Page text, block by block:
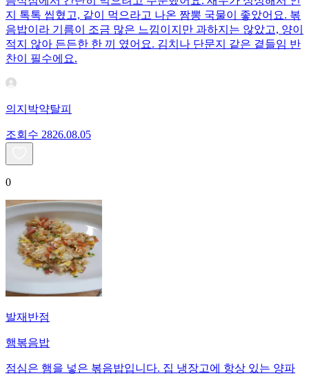
지 톡톡 씹혔고, 같이 먹으라고 나온 짬뽕 국물이 좋았어요. 볶
음밥이라 기름이 조금 많은 느낌이지만 과하지는 않았고, 양이
적지 않아 든든한 한 끼 였어요. 김치나 단문지 같은 곁들임 반
찬이 필수에요.
의지박약탈피
조회수 2826.08.05
0
발재반점
햄볶음밥
점심은 햄을 넣은 볶음밥입니다. 집 냉장고에 항상 있는 양파